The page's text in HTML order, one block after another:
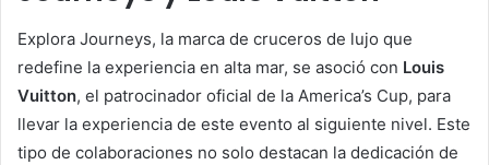
Explora Journeys, la marca de cruceros de lujo que
redefine la experiencia en alta mar, se asoció con Louis
Vuitton, el patrocinador oficial de la America’s Cup, para
llevar la experiencia de este evento al siguiente nivel. Este
tipo de colaboraciones no solo destacan la dedicación de